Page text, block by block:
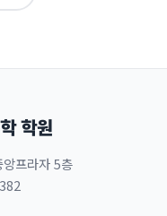
학원
프라자 5층